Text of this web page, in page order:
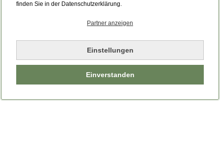
finden Sie in der Datenschutzerklärung.
Partner anzeigen
Einstellungen
Einverstanden